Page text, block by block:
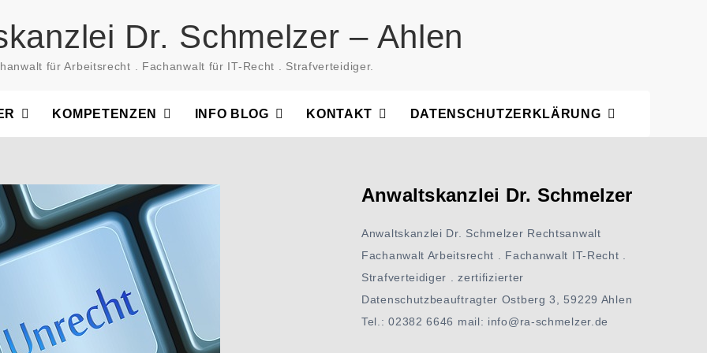
Dr. Schmelzer – Ahlen
für Arbeitsrecht . Fachanwalt für IT-Recht . Strafverteidiger.
KOMPETENZEN INFO BLOG KONTAKT DATENSCHUTZERKLÄRUNG
Anwaltskanzlei Dr. Schmelzer
Anwaltskanzlei Dr. Schmelzer Rechtsanwalt
Fachanwalt Arbeitsrecht . Fachanwalt IT-Recht .
Strafverteidiger . zertifizierter
Datenschutzbeauftragter Ostberg 3, 59229 Ahlen
Tel.: 02382 6646 mail: info@ra-schmelzer.de